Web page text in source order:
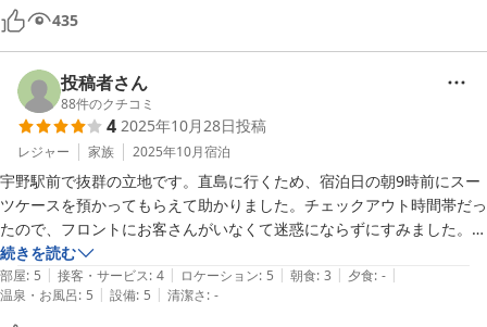
開閉はよく聞こえます。
宿泊客は、外国人半分といったところ。シェアリングスポットに日本茶
やお菓子がおいてあるのですが、あらゆる国の人のあらゆる年代の人が
うまい棒を美味しそうに食べていました。なんかかわいい光景でした。
アメニティも十分そろっており、歯ブラシなんか安っぽくない。トイレ
もきれい。スタッフも丁寧でまた行きたいと思います。
無料券をいただいた近所の温泉は、広くて新しく食事も美味しかったで
す。
翌朝は海辺を散歩しましたが、とてもおだやかな街でした。
日本茶バーは改善をご検討いただきたいです。
茶葉をつかむ竹製またはステンレㇲ製のトング。とてもつかみにくく茶
葉がよく飛び散っています。掴めるのが少量ですし、いつも茶葉が床ま
435
投稿者さん
88件のクチコミ
4 2025年10月28日投稿
レジャー 家族 2025年10月宿泊
宇野駅前で抜群の立地です。直島に行くため、宿泊日の朝9時前にスー
ツケースを預かってもらえて助かりました。チェックアウト時間帯だっ
たので、フロントにお客さんがいなくて迷惑にならずにすみました。
部屋は広過ぎて、スーツケースを２つ広げても問題なし。
テレビ下の横長照明のスイッチが分からず、つけたまま寝ました。
朝食は、色とりどりの野菜スムージーは美味しかったのですが、和食に
続きを読む
部屋: 5 | 接客・サービス: 4 | ロケーション: 5 | 朝食: 3 | 夕食: - |
温泉・お風呂: 5 | 設備: 5 | 清潔さ: -